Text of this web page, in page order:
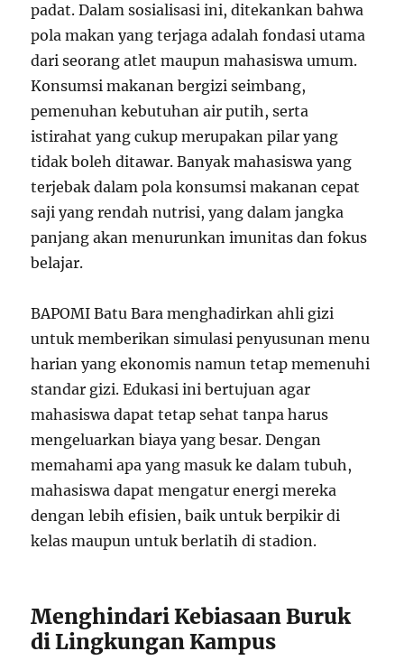
padat. Dalam sosialisasi ini, ditekankan bahwa
pola makan yang terjaga adalah fondasi utama
dari seorang atlet maupun mahasiswa umum.
Konsumsi makanan bergizi seimbang,
pemenuhan kebutuhan air putih, serta
istirahat yang cukup merupakan pilar yang
tidak boleh ditawar. Banyak mahasiswa yang
terjebak dalam pola konsumsi makanan cepat
saji yang rendah nutrisi, yang dalam jangka
panjang akan menurunkan imunitas dan fokus
belajar.
BAPOMI Batu Bara menghadirkan ahli gizi
untuk memberikan simulasi penyusunan menu
harian yang ekonomis namun tetap memenuhi
standar gizi. Edukasi ini bertujuan agar
mahasiswa dapat tetap sehat tanpa harus
mengeluarkan biaya yang besar. Dengan
memahami apa yang masuk ke dalam tubuh,
mahasiswa dapat mengatur energi mereka
dengan lebih efisien, baik untuk berpikir di
kelas maupun untuk berlatih di stadion.
Menghindari Kebiasaan Buruk
di Lingkungan Kampus